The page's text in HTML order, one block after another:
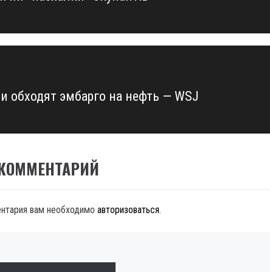
обходят эмбарго на нефть — WSJ
вам необходимо авторизоваться.